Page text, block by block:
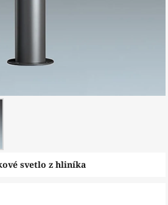
svetlo z hliníka